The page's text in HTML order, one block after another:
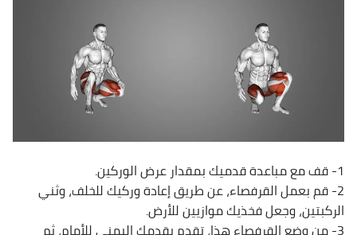
1- قف مع مباعدة قدميك بمقدار عرض الوركين.
2- قم بعمل القرفصاء، عن طريق إعادة وركيك للخلف، وثني
الركبتين، وجعل فخذيك موازيين للأرض.